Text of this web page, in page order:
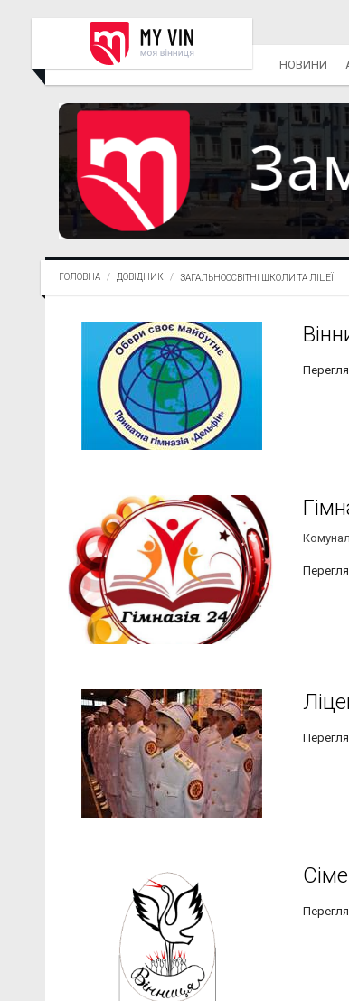
НОВИНИ
ГОЛОВНА ДОВІДНИК ЗАГАЛЬНООСВІТНІ ШКОЛИ ТА ЛІЦЕЇ